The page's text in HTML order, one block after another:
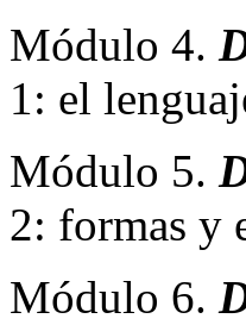
Módulo 4.
1: el
Módulo 5.
2: formas y
Módulo 6.